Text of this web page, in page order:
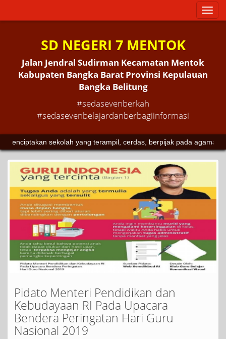
Toggle
SD NEGERI 7 MENTOK
Jalan Jendral Sudirman Kecamatan Mentok
Kabupaten Bangka Barat Provinsi Kepulauan
Bangka Belitung
#sedasevenberkah
#sedasevenbelajardanberbagiinformasi
sekolah yang terampil, cerdas, berpijak pada agama dan
Pidato Menteri Pendidikan dan
Kebudayaan RI Pada Upacara
Bendera Peringatan Hari Guru
Nasional 2019